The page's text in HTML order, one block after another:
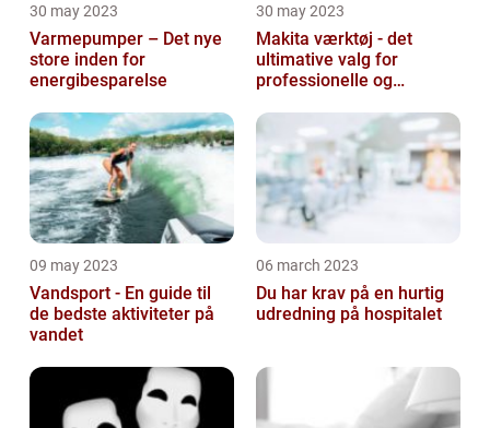
30 may 2023
Varmepumper – Det nye
store inden for
energibesparelse
30 may 2023
Makita værktøj - det
ultimative valg for
professionelle og
selv'ere
09 may 2023
Vandsport - En guide til
de bedste aktiviteter på
vandet
06 march 2023
Du har krav på en hurtig
udredning på hospitalet